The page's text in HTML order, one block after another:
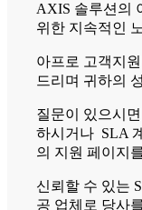
AXIS 솔루션의
위한 지속적인
아프로 고객지
드리며 귀하의
질문이 있으시
하시거나 SLA
의 지원 페이지
신뢰할 수 있는
공 업체로 당사